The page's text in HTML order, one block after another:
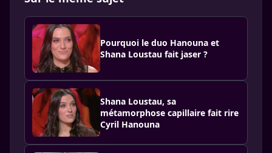
Pourquoi le duo Hanouna et
Shana Loustau fait jaser ?
Shana Loustau, sa
métamorphose capillaire fait rire
Cyril Hanouna